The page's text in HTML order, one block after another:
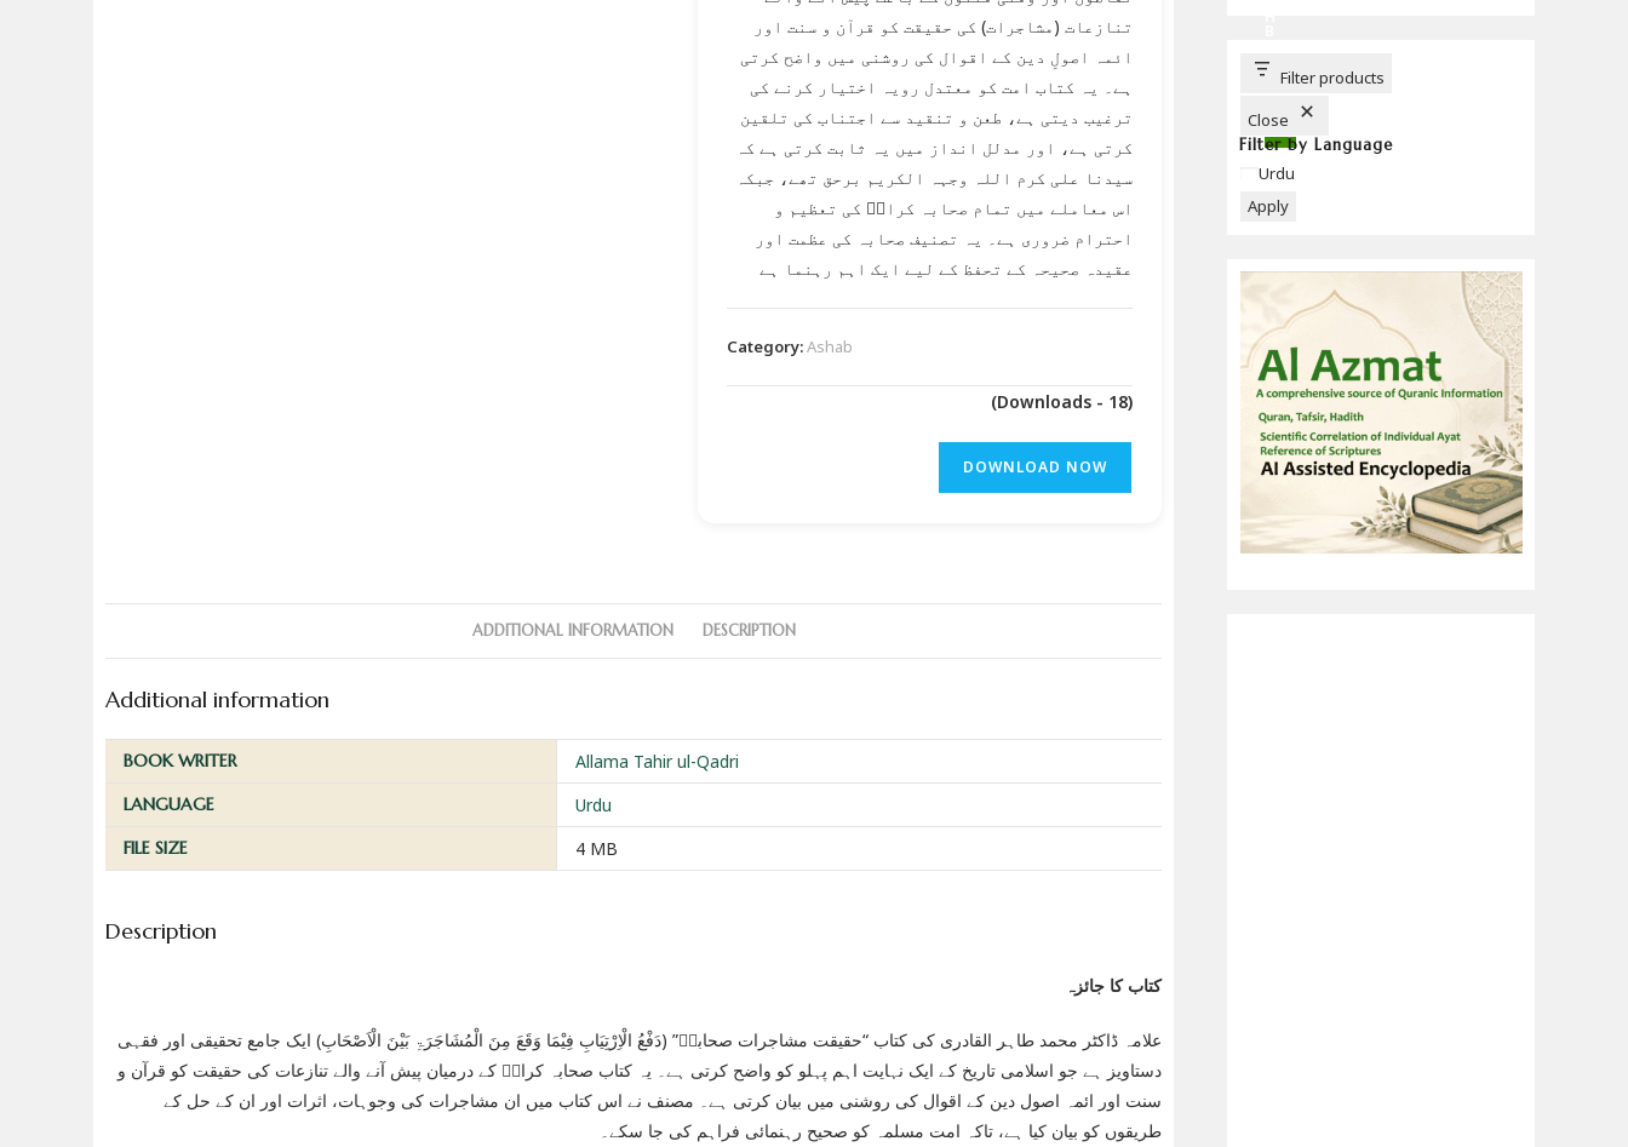
تنازعات (مشاجرات) کی حقیقت کو قرآن و سنت اور
ائمہ اصولِ دین کے اقوال کی روشنی میں واضح کرتی
ہے۔ یہ کتاب امت کو معتدل رویہ اختیار کرنے کی
ترغیب دیتی ہے، طعن و تنقید سے اجتناب کی تلقین
کرتی ہے، اور مدلل انداز میں یہ ثابت کرتی ہے کہ
سیدنا علی کرم اللہ وجہہ الکریم برحق تھے، جبکہ
اس معاملے میں تمام صحابہ کرامؓ کی تعظیم و
احترام ضروری ہے۔ یہ تصنیف صحابہ کی عظمت اور
عقیدہ صحیحہ کے تحفظ کے لیے ایک اہم رہنما ہے
Category:Ashab
(Downloads - 18)
DOWNLOAD NOW
ADDITIONAL INFORMATION DESCRIPTION
Additional information
BOOK WRITER Allama Tahir ul-Qadri
LANGUAGE Urdu
FILE SIZE 4 MB
Description
کتاب کا جائزہ
علامہ ڈاکٹر محمد طاہر القادری کی کتاب “حقیقت مشاجرات صحابہؓ” (دَفْعُ الْاِرْتِیَابِ فِیْمَا وَقَعَ مِنَ الْمُشَاجَرَۃِ بَیْنَ الْاَصْحَابِ) ایک جامع تحقیقی اور فقہی
دستاویز ہے جو اسلامی تاریخ کے ایک نہایت اہم پہلو کو واضح کرتی ہے۔ یہ کتاب صحابہ کرامؓ کے درمیان پیش آنے والے تنازعات کی حقیقت کو قرآن و
سنت اور ائمہ اصول دین کے اقوال کی روشنی میں بیان کرتی ہے۔ مصنف نے اس کتاب میں ان مشاجرات کی وجوہات، اثرات اور ان کے حل کے
طریقوں کو بیان کیا ہے، تاکہ امت مسلمہ کو صحیح رہنمائی فراہم کی جا سکے۔
T
T
Filter products
Close
Filter by Language
Language
Urdu
Apply